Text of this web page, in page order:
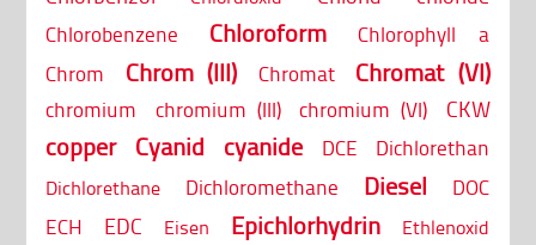
Chlorobenzene Chloroform
Chlorophyll a
Chrom
Chrom (III) Chromat Chromat (VI)
chromium chromium (III) chromium (VI) CKW
copper Cyanid cyanide DCE Dichlorethan
Dichlorethane Dichloromethane Diesel
DOC
ECH
EDC Eisen Epichlorhydrin Ethlenoxid